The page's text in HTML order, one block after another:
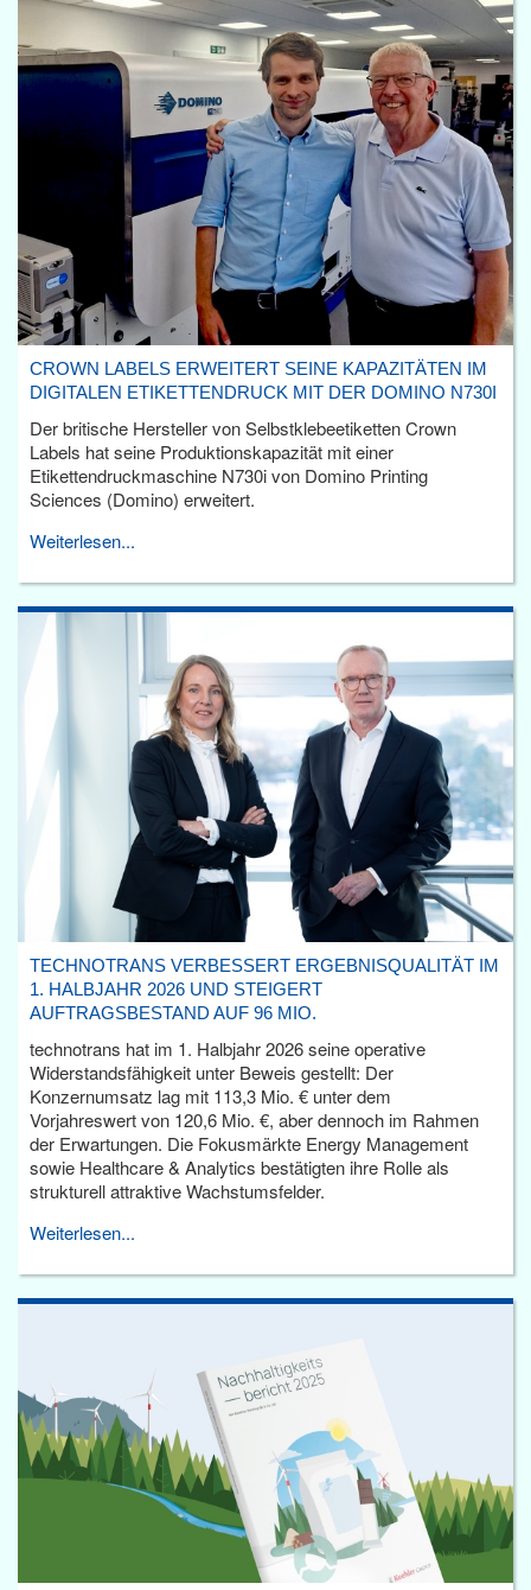
CROWN LABELS ERWEITERT SEINE KAPAZITÄTEN IM
DIGITALEN ETIKETTENDRUCK MIT DER DOMINO N730I
Der britische Hersteller von Selbstklebeetiketten Crown
Labels hat seine Produktionskapazität mit einer
Etikettendruckmaschine N730i von Domino Printing
Sciences (Domino) erweitert.
Weiterlesen...
TECHNOTRANS VERBESSERT ERGEBNISQUALITÄT IM
1. HALBJAHR 2026 UND STEIGERT
AUFTRAGSBESTAND AUF 96 MIO.
technotrans hat im 1. Halbjahr 2026 seine operative
Widerstandsfähigkeit unter Beweis gestellt: Der
Konzernumsatz lag mit 113,3 Mio. € unter dem
Vorjahreswert von 120,6 Mio. €, aber dennoch im Rahmen
der Erwartungen. Die Fokusmärkte Energy Management
sowie Healthcare & Analytics bestätigten ihre Rolle als
strukturell attraktive Wachstumsfelder.
Weiterlesen...